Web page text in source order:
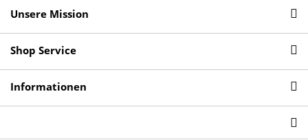
Unsere Mission
Shop Service
Informationen